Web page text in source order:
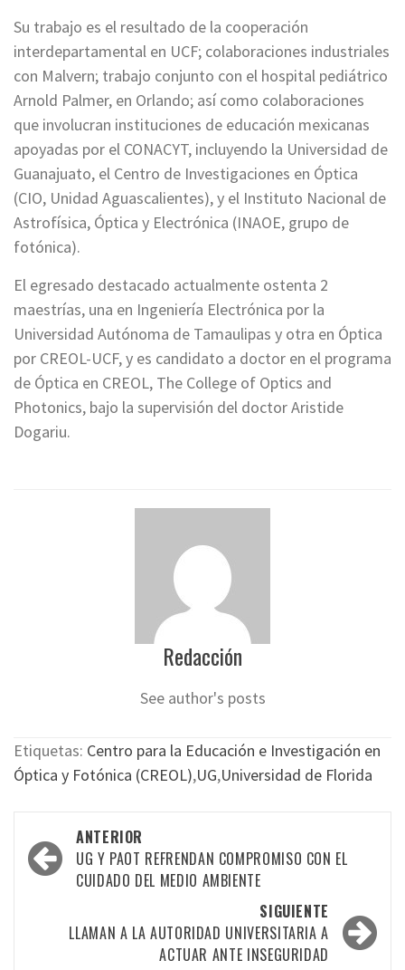
Su trabajo es el resultado de la cooperación
interdepartamental en UCF; colaboraciones industriales
con Malvern; trabajo conjunto con el hospital pediátrico
Arnold Palmer, en Orlando; así como colaboraciones
que involucran instituciones de educación mexicanas
apoyadas por el CONACYT, incluyendo la Universidad de
Guanajuato, el Centro de Investigaciones en Óptica
(CIO, Unidad Aguascalientes), y el Instituto Nacional de
Astrofísica, Óptica y Electrónica (INAOE, grupo de
fotónica).
El egresado destacado actualmente ostenta 2
maestrías, una en Ingeniería Electrónica por la
Universidad Autónoma de Tamaulipas y otra en Óptica
por CREOL-UCF, y es candidato a doctor en el programa
de Óptica en CREOL, The College of Optics and
Photonics, bajo la supervisión del doctor Aristide
Dogariu.
Redacción
See author's posts
Etiquetas: Centro para la Educación e Investigación en
Óptica y Fotónica (CREOL),UG,Universidad de Florida
Navegación
por
entradas
ANTERIOR
UG Y PAOT REFRENDAN COMPROMISO CON EL
CUIDADO DEL MEDIO AMBIENTE
SIGUIENTE
LLAMAN A LA AUTORIDAD UNIVERSITARIA A
ACTUAR ANTE INSEGURIDAD